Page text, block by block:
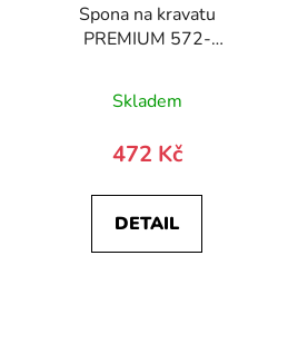
Spona na kravatu
PREMIUM 572-
Skladem
472 Kč
DETAIL